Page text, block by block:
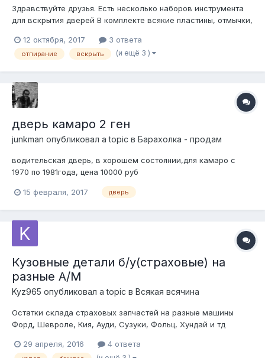
Здравствуйте друзья. Есть несколько наборов инструмента
для вскрытия дверей В комплекте всякие пластины, отмычки,
дверей автомобиля механическим способом, не нанося
повреждений резиновым уплотнителям и молдингам. В
12 октября, 2017 3 ответа
отпирание вскрыть (и ещё 3 )
дверь камаро 2 ген
junkman опубликовал a topic в Барахолка - продам
водительская дверь, в хорошем состоянии,для камаро с
1970 по 1981года, цена 10000 руб
15 февраля, 2017 дверь
Кузовные детали б/у(страховые) на
разные А/М
Kyz965 опубликовал a topic в Всякая всячина
Остатки склада страховых запчастей на разные машины
Форд, Шевроле, Кия, Ауди, Сузуки, Фольц, Хундай и тд
имеет повреждения средняя цена 3000р за деталь(зависит
29 апреля, 2016 4 ответа